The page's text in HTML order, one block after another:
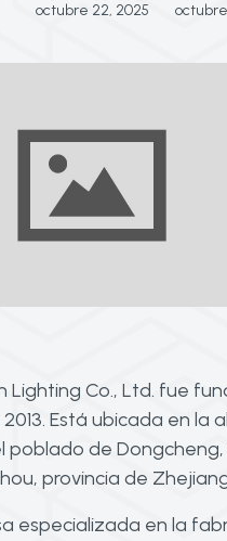
octubre 22, 2025
octubre
Lighting Co., Ltd. fue
Está ubicada en la
poblado de
provincia de
especializada en la